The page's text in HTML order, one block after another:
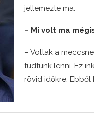
jellemezte ma.
– Mi volt ma
– Voltak a
tudtunk lenni. Ez
rövid időkre.